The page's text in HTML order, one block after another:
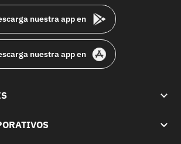
nuestra app en
nuestra app en